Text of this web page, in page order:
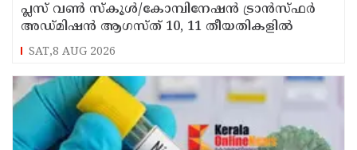
പ്ലസ് വൺ സ്‌കൂൾ/കോമ്പിനേഷൻ ട്രാൻസ്ഫർ
അഡ്മിഷൻ ആഗസ്ത് 10, 11 തീയതികളിൽ
SAT,8 AUG 2026